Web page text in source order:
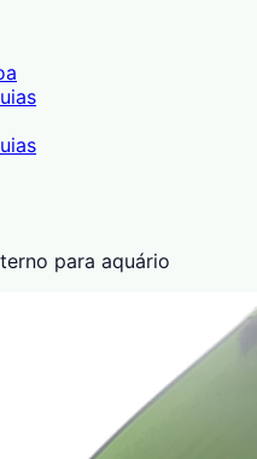
para aquário